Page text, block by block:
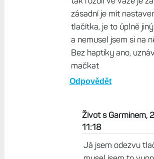
se prostě mačkají tak
odezva nic moc, aspoň co
prodejně. Endura 3 47
moc líbily.
Odpovědět
Kdyby se dal na Fenix
tak rozdíl ve váze je
tlačítka, je to úplně